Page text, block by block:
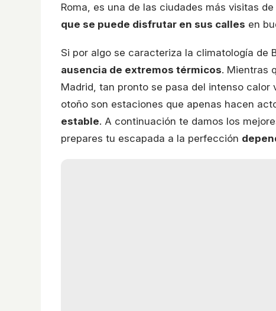
Roma, es una de las ciudades más visitas
que se puede disfrutar en sus calles en
Si por algo se caracteriza la climatología de
ausencia de extremos térmicos. Mientras
Madrid, tan pronto se pasa del intenso
otoño son estaciones que apenas hacen
estable. A continuación te damos los
prepares tu escapada a la perfección